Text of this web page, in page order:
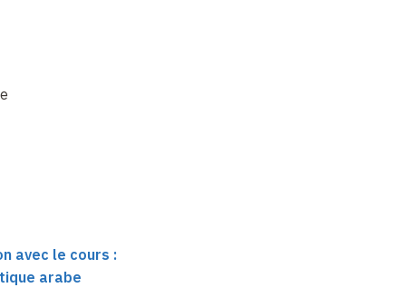
avec le cours :
arabe